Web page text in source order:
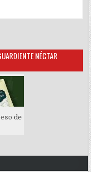
NÉCTAR
de